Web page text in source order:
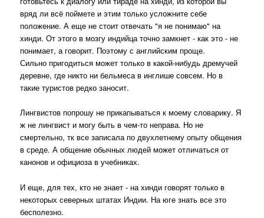
вряд ли всё поймете и этим только усложните себе
положение. А еще не стоит отвечать "я не понимаю" на
хинди. От этого в мозгу индийца точно замкнет - как это - не
понимает, а говорит. Поэтому с английским проще.
Сильно пригодиться может только в какой-нибудь дремучей
деревне, где никто ни бельмеса в инглише совсем. Но в
такие туристов редко заносит.
Лингвистов попрошу не прикапываться к моему словарику. Я
ж не лингвист и могу быть в чем-то неправа. Но не
смертельно, тк все записала по двухлетнему опыту общения
в среде. А общение обычных людей может отличаться от
канонов и официоза в учебниках.
И еще, для тех, кто не знает - на хинди говорят только в
некоторых северных штатах Индии. На юге знать все это
бесполезно.